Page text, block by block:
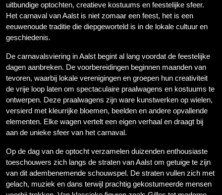
uitbundige optochten, creatieve kostuums en feestelijke sfeer.
Het carnaval van Aalst is niet zomaar een feest, het is een
eeuwenoude traditie die diepgeworteld is in de lokale cultuur en
geschiedenis.
De carnavalsviering in Aalst begint al lang voordat de feestelijke
dagen aanbreken. De voorbereidingen beginnen maanden van
tevoren, waarbij lokale verenigingen en groepen hun creativiteit
de vrije loop laten om spectaculaire praalwagens en kostuums te
ontwerpen. Deze praalwagens zijn ware kunstwerken op wielen,
versierd met kleurrijke bloemen, beelden en andere opvallende
elementen. Elke wagen vertelt een eigen verhaal en draagt bij
aan de unieke sfeer van het carnaval.
Op de dag van de optocht verzamelen duizenden enthousiaste
toeschouwers zich langs de straten van Aalst om getuige te zijn
van dit adembenemende schouwspel. De straten vullen zich met
gelach, muziek en dans terwijl prachtig gekostumeerde mensen